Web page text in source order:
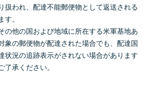
扱われ、配達不能郵便物として返送される
。
の他の国および地域に所在する米軍基地あ
象の郵便物が配達された場合でも、配達国
状況の追跡表示がされない場合があります
承ください。